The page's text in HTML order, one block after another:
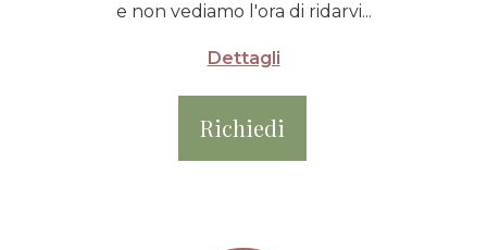
e non vediamo l'ora di ridarvi...
Dettagli
Richiedi